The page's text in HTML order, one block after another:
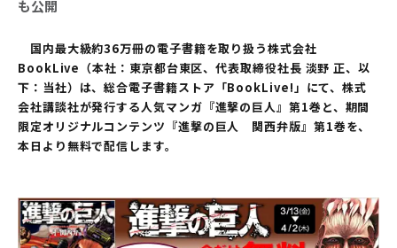
も公開
国内最大級約36万冊の電子書籍を取り扱う株式会社
BookLive（本社：東京都台東区、代表取締役社長 淡野 正、以
下：当社）は、総合電子書籍ストア「BookLive!」にて、株式
会社講談社が発行する人気マンガ『進撃の巨人』第1巻と、期間
限定オリジナルコンテンツ『進撃の巨人 関西弁版』第1巻を、
本日より無料で配信します。